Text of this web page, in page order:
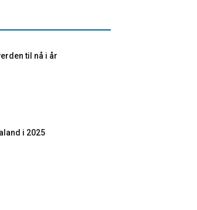
til nå i år
i 2025